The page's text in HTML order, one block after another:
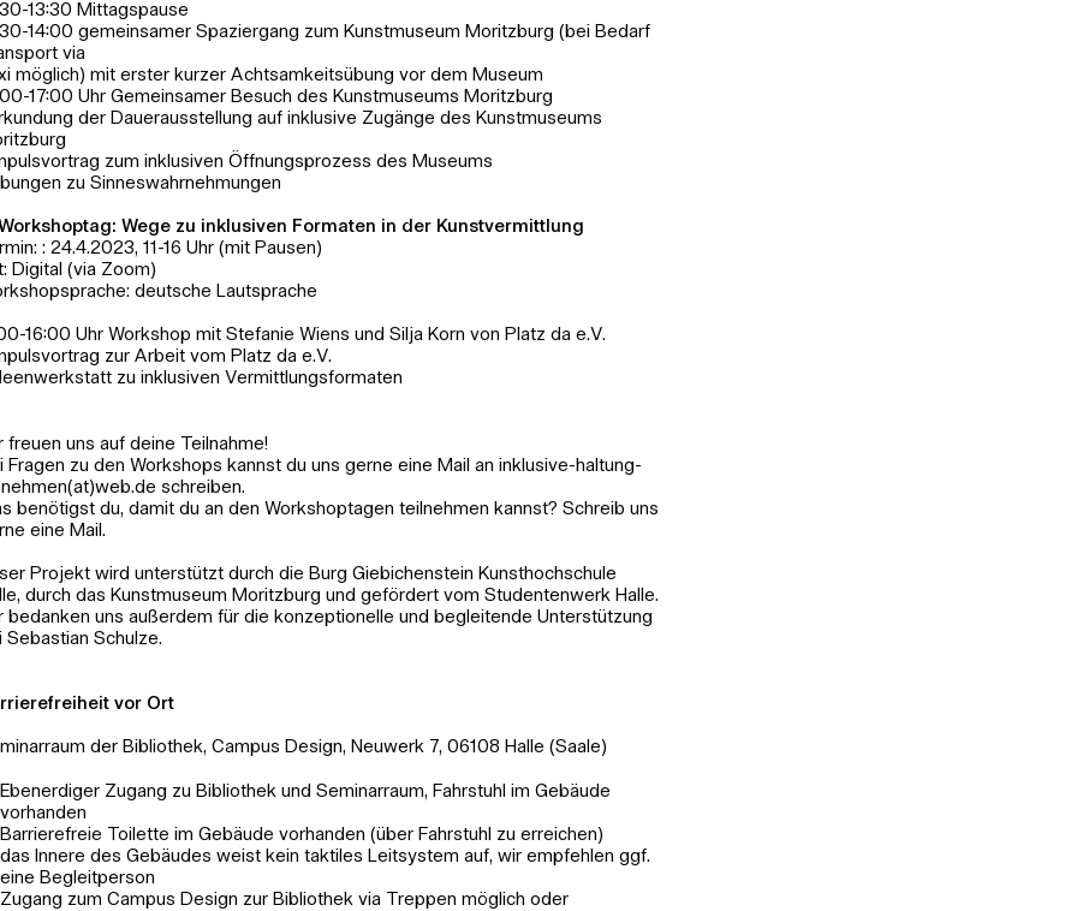
13:30 Mittagspause
14:00 gemeinsamer Spaziergang zum Kunstmuseum Moritzburg (bei Bedarf
via
möglich) mit erster kurzer Achtsamkeitsübung vor dem Museum
17:00 Uhr Gemeinsamer Besuch des Kunstmuseums Moritzburg
der Dauerausstellung auf inklusive Zugänge des Kunstmuseums
zum inklusiven Öffnungsprozess des Museums
zu Sinneswahrnehmungen
Wege zu inklusiven Formaten in der Kunstvermittlung
: 24.4.2023, 11-16 Uhr (mit Pausen)
Digital (via Zoom)
deutsche Lautsprache
16:00 Uhr Workshop mit Stefanie Wiens und Silja Korn von Platz da e.V.
zur Arbeit vom Platz da e.V.
zu inklusiven Vermittlungsformaten
freuen uns auf deine Teilnahme!
Fragen zu den Workshops kannst du uns gerne eine Mail an inklusive-haltung-
schreiben.
benötigst du, damit du an den Workshoptagen teilnehmen kannst? Schreib uns
eine Mail.
Projekt wird unterstützt durch die Burg Giebichenstein Kunsthochschule
durch das Kunstmuseum Moritzburg und gefördert vom Studentenwerk Halle.
bedanken uns außerdem für die konzeptionelle und begleitende Unterstützung
Sebastian Schulze.
vor Ort
der Bibliothek, Campus Design, Neuwerk 7, 06108 Halle (Saale)
Ebenerdiger Zugang zu Bibliothek und Seminarraum, Fahrstuhl im Gebäude
vorhanden
Barrierefreie Toilette im Gebäude vorhanden (über Fahrstuhl zu erreichen)
das Innere des Gebäudes weist kein taktiles Leitsystem auf, wir empfehlen ggf.
eine Begleitperson
Zugang zum Campus Design zur Bibliothek via Treppen möglich oder